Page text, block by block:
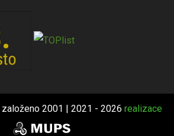
2001 | 2021 - 2026 realizace